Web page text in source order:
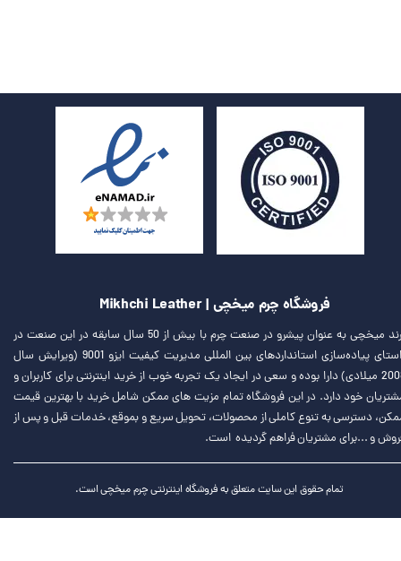
فروشگاه چرم میخچی | Mikhchi Leather
برند میخچی به عنوان پیشرو در صنعت چرم با بیش از 50 سال سابقه در این صنعت در
راستای پیاده‌سازی استانداردهای بین المللی مدیریت کیفیت ایزو 9001 (ویرایش سال
2008 میلادی) دارا بوده و سعی در ایجاد یک تجربه خوب از خرید اینترنتی برای کاربران و
خود دارد. در این فروشگاه تمام مزیت های ممکن شامل خرید با بهترین قیمت
دسترسی به تنوع کاملی از محصولات، تحویل سریع و بموقع، خدمات قبل و پس از
و ...برای مشتریان فراهم گردیده است.
تمام حقوق این سایت متعلق به فروشگاه اینترنتی چرم میخچی است.